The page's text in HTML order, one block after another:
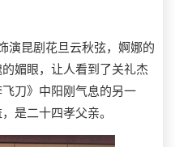
昆剧花旦云秋弦，婀娜的
媚眼，让人看到了关礼杰
刀》中阳刚气息的另一
是二十四孝父亲。